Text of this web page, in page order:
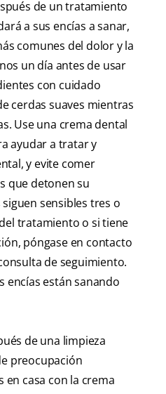
de un tratamiento
a sus encías a sanar,
comunes del dolor y la
un día antes de usar
con cuidado
cerdas suaves mientras
Use una crema dental
ayudar a tratar y
y evite comer
que detonen su
sensibles tres o
tratamiento o si tiene
póngase en contacto
de seguimiento.
encías están sanando
de una limpieza
preocupación
casa con la crema